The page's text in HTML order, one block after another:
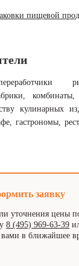
пищевой
кулинарных
гастрономы,
заявку
уточнения цены
8 (495) 969-63-39
в ближайшее